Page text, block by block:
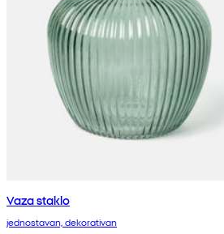
Vaza staklo
jednostavan, dekorativan